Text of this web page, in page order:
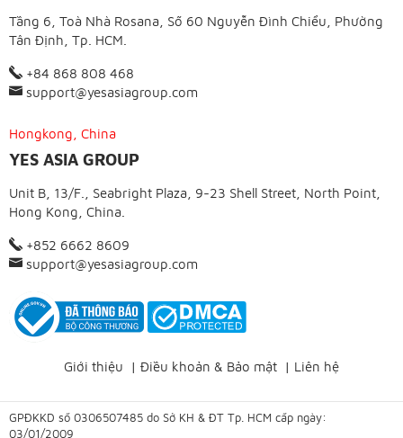
Tầng 6, Toà Nhà Rosana, Số 60 Nguyễn Đình Chiểu, Phường
Tân Định, Tp. HCM.
+84 868 808 468
support@yesasiagroup.com
Hongkong, China
YES ASIA GROUP
Unit B, 13/F., Seabright Plaza, 9-23 Shell Street, North Point,
Hong Kong, China.
+852 6662 8609
support@yesasiagroup.com
Giới thiệu | Điều khoản & Bảo mật | Liên hệ
GPĐKKD số 0306507485 do Sở KH & ĐT Tp. HCM cấp ngày:
03/01/2009